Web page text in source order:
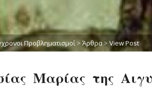
Προβληματισμοί > Άρθρα > View Post
Μαρίας της